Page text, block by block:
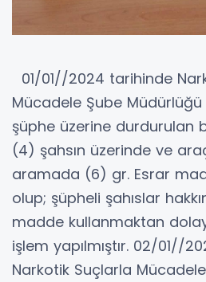
01/01//2024 tarihinde
Mücadele Şube
şüphe üzerine durdurulan
(4) şahsın üzerinde ve
aramada (6) gr. Esrar
olup; şüpheli şahıslar
madde kullanmaktan
işlem yapılmıştır. 02/01//
Narkotik Suçlarla